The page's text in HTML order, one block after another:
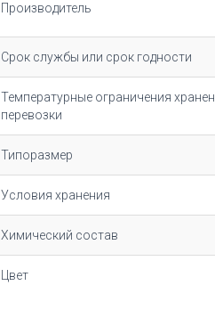
Производитель
Срок службы или срок годности
Температурные ограничения
перевозки
Типоразмер
Условия хранения
Химический состав
Цвет